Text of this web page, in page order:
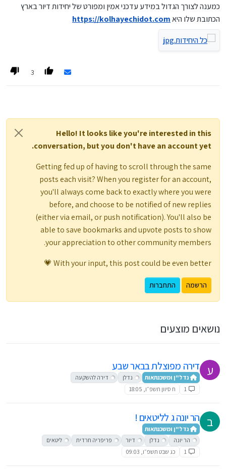
כמענה לצורך הגדול במידע עדכני אמין ומפורט של יחידות דיור בארץ
הכתובת שלו היאhttps://kolhayechidot.com
3
Hello! It looks like you're interested in this
conversation, but you don't have an account yet.
Getting fed up of having to scroll through the same
posts each visit? When you register for an account,
you'll always come back to exactly where you were
before, and choose to be notified of new replies
(either via email, or push notification). You'll also be
able to save bookmarks and upvote posts to show
your appreciation to other community members.
With your input, this post could be even better 💗
הרשמה התחברות
נושאים מוצעים
ע דירה מפוצלת בבאר שבע
נדל"ן ומשכנתאות נדלן
דירה להשקעה
1
ח סיוון תשפ״ו, 18:05
ב הר יונה ג לליטאים !
נדל"ן ומשכנתאות
הר יונה
נדלן דיור פריפריה חרדית
ליטאים
1
כג שבט תשפ״ו, 09:03